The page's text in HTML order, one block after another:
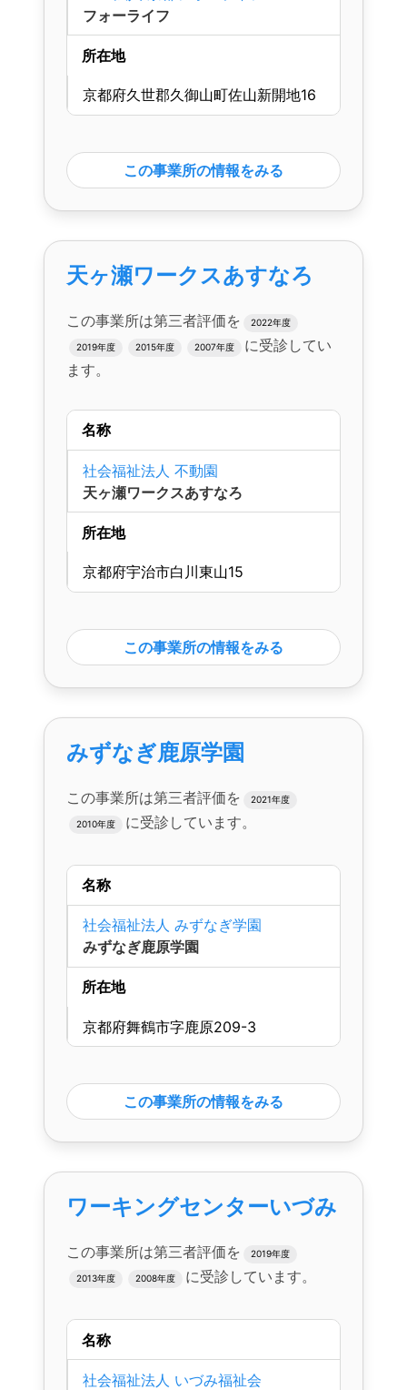
フォーライフ
所在地
京都府久世郡久御山町佐山新開地16
この事業所の情報をみる
天ヶ瀬ワークスあすなろ
この事業所は第三者評価を 2022年度
2019年度 2015年度 2007年度
に受診してい
ます。
名称
社会福祉法人 不動園
天ヶ瀬ワークスあすなろ
所在地
京都府宇治市白川東山15
この事業所の情報をみる
みずなぎ鹿原学園
この事業所は第三者評価を 2021年度
2010年度 に受診しています。
名称
社会福祉法人 みずなぎ学園
みずなぎ鹿原学園
所在地
京都府舞鶴市字鹿原209-3
この事業所の情報をみる
ワーキングセンターいづみ
この事業所は第三者評価を 2019年度
2013年度 2008年度 に受診しています。
名称
社会福祉法人 いづみ福祉会